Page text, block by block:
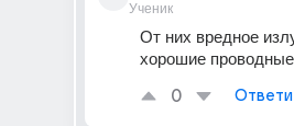
Ученик
От них вредное
хорошие
0